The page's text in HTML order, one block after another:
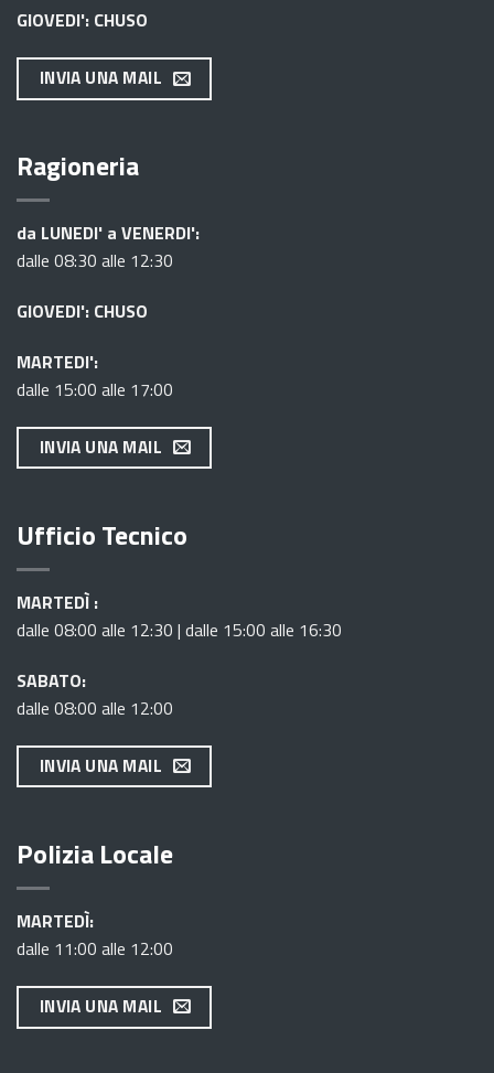
GIOVEDI': CHUSO
INVIA UNA MAIL
Ragioneria
da LUNEDI' a VENERDI':
dalle 08:30 alle 12:30
GIOVEDI': CHUSO
MARTEDI':
dalle 15:00 alle 17:00
INVIA UNA MAIL
Ufficio Tecnico
MARTEDÌ :
dalle 08:00 alle 12:30 | dalle 15:00 alle 16:30
SABATO:
dalle 08:00 alle 12:00
INVIA UNA MAIL
Polizia Locale
MARTEDÌ:
dalle 11:00 alle 12:00
INVIA UNA MAIL